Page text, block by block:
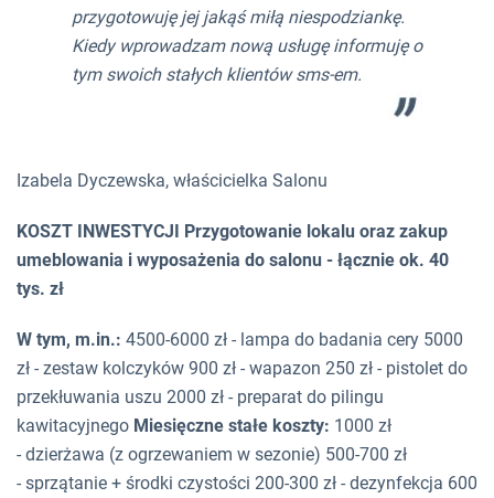
przygotowuję jej jakąś miłą niespodziankę.
Kiedy wprowadzam nową usługę informuję o
tym swoich stałych klientów sms-em.
Izabela Dyczewska, właścicielka Salonu
KOSZT INWESTYCJI Przygotowanie lokalu oraz zakup
umeblowania i wyposażenia do salonu - łącznie ok. 40
tys. zł
W tym, m.in.: 4500-6000 zł - lampa do badania cery 5000
zł - zestaw kolczyków 900 zł - wapazon 250 zł - pistolet do
przekłuwania uszu 2000 zł - preparat do pilingu
kawitacyjnego Miesięczne stałe koszty: 1000 zł
- dzierżawa (z ogrzewaniem w sezonie) 500-700 zł
- sprzątanie + środki czystości 200-300 zł - dezynfekcja 600